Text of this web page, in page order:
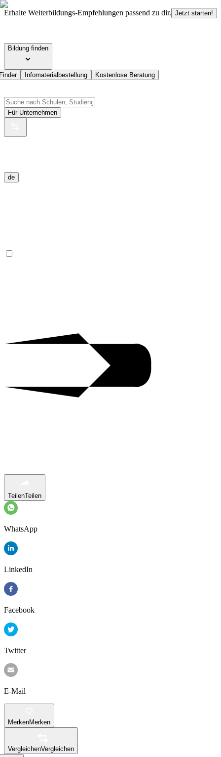
Erhalte Weiterbildungs-Empfehlungen passend zu dir. Jetzt starten!
Bildung finden
Infomaterialbestellung Kostenlose Beratung
Für Unternehmen
de
TeilenTeilen
WhatsApp
LinkedIn
Facebook
Twitter
E-Mail
MerkenMerken
VergleichenVergleichen